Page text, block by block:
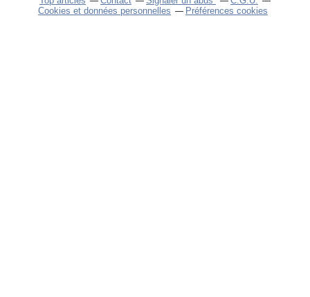
Cookies et données personnelles
Préférences cookies